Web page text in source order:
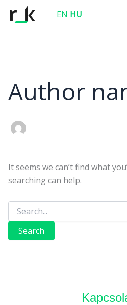
EN HU
Author
It seems we can’t find what
searching can help.
Search
for: